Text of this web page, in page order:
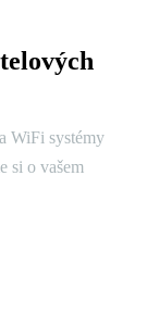
WiFi systémy
si o vašem